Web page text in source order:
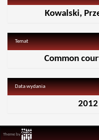
Kowalski,
Temat
Common
Data wydania
2012
Theme by